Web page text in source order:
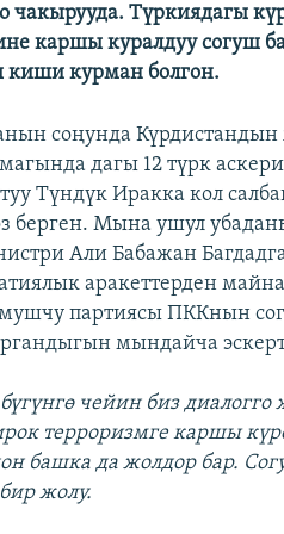
чакырууда. Түркиядагы
каршы куралдуу согуш
киши курман болгон.
соңунда
дагы 12 түрк
Түндүк Иракка кол
берген. Мына ушул
Али Бабажан
аракеттерден
партиясы ПККнын
мындайча
чейин биз
терроризмге каршы
башка да жолдор бар.
жолу.